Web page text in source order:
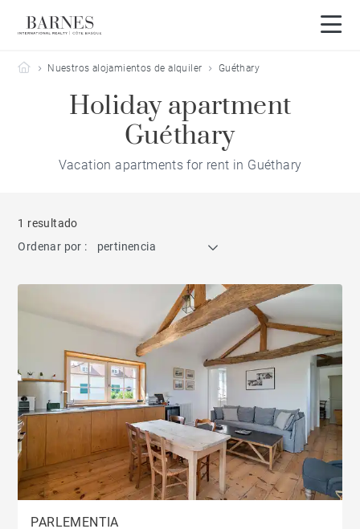
Barnes Côte Basque
Nuestros alojamientos de alquiler Guéthary
Holiday apartment
Guéthary
Vacation apartments for rent in Guéthary
1 resultado
Ordenar por :
pertinencia
PARLEMENTIA